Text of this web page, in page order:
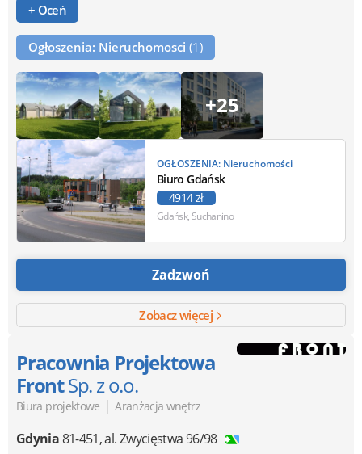
+ Oceń
Ogłoszenia: Nieruchomosci (1)
+25
OGŁOSZENIA: Nieruchomości
Biuro Gdańsk
4914 zł
Gdańsk, Suchanino
Zadzwoń
Zobacz więcej
Pracownia Projektowa
FrontSp. z o.o.
Biura projektowe | Aranżacja wnętrz
Gdynia81-451,al. Zwycięstwa 96/98